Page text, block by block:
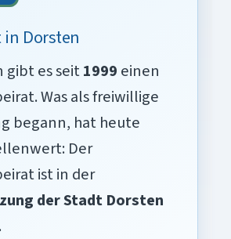
Dorsten
gibt es seit1999 einen
Was als freiwillige
begann, hat heute
Der
ist in der
der Stadt Dorsten